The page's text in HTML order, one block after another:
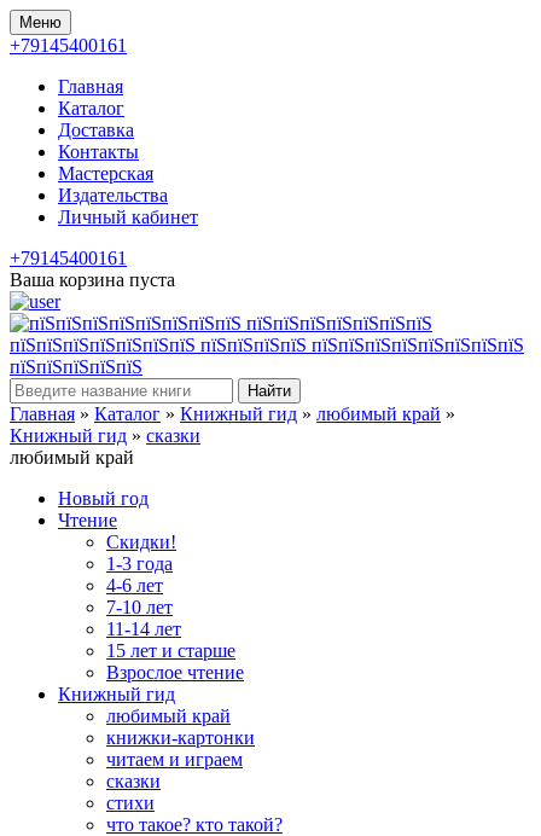
Меню
+79145400161
Главная
Каталог
Доставка
Контакты
Мастерская
Издательства
Личный кабинет
+79145400161
Ваша корзина пуста
Найти
Главная » Каталог » Книжный гид » любимый край »
Книжный гид » сказки
любимый край
Новый год
Чтение
Скидки!
1-3 года
4-6 лет
7-10 лет
11-14 лет
15 лет и старше
Взрослое чтение
Книжный гид
любимый край
книжки-картонки
читаем и играем
сказки
стихи
что такое? кто такой?